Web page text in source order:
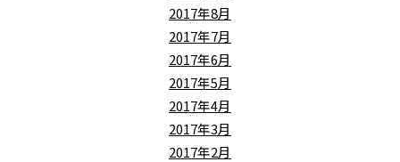
2017年8月
2017年7月
2017年6月
2017年5月
2017年4月
2017年3月
2017年2月